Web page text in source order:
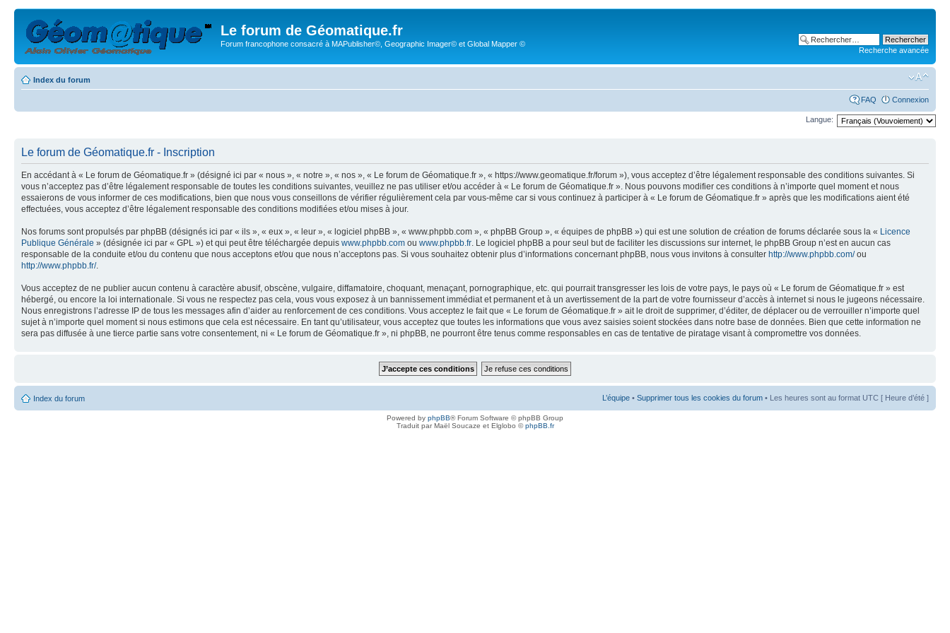
Le forum de Géomatique.fr
Forum francophone consacré à MAPublisher©, Geographic Imager© et Global Mapper ©
Recherche avancée
Index du forum
FAQ Connexion
Langue:
Le forum de Géomatique.fr - Inscription
En accédant à « Le forum de Géomatique.fr » (désigné ici par « nous », « notre », « nos », « Le forum de Géomatique.fr », « https://www.geomatique.fr/forum »), vous acceptez d’être légalement responsable des conditions suivantes. Si
vous n’acceptez pas d’être légalement responsable de toutes les conditions suivantes, veuillez ne pas utiliser et/ou accéder à « Le forum de Géomatique.fr ». Nous pouvons modifier ces conditions à n’importe quel moment et nous
essaierons de vous informer de ces modifications, bien que nous vous conseillons de vérifier régulièrement cela par vous-même car si vous continuez à participer à « Le forum de Géomatique.fr » après que les modifications aient été
effectuées, vous acceptez d’être légalement responsable des conditions modifiées et/ou mises à jour.
Nos forums sont propulsés par phpBB (désignés ici par « ils », « eux », « leur », « logiciel phpBB », « www.phpbb.com », « phpBB Group », « équipes de phpBB ») qui est une solution de création de forums déclarée sous la « Licence
Publique Générale » (désignée ici par « GPL ») et qui peut être téléchargée depuis www.phpbb.com ou www.phpbb.fr. Le logiciel phpBB a pour seul but de faciliter les discussions sur internet, le phpBB Group n’est en aucun cas
responsable de la conduite et/ou du contenu que nous acceptons et/ou que nous n’acceptons pas. Si vous souhaitez obtenir plus d’informations concernant phpBB, nous vous invitons à consulter http://www.phpbb.com/ou
http://www.phpbb.fr/.
Vous acceptez de ne publier aucun contenu à caractère abusif, obscène, vulgaire, diffamatoire, choquant, menaçant, pornographique, etc. qui pourrait transgresser les lois de votre pays, le pays où « Le forum de Géomatique.fr » est
hébergé, ou encore la loi internationale. Si vous ne respectez pas cela, vous vous exposez à un bannissement immédiat et permanent et à un avertissement de la part de votre fournisseur d’accès à internet si nous le jugeons nécessaire.
Nous enregistrons l’adresse IP de tous les messages afin d’aider au renforcement de ces conditions. Vous acceptez le fait que « Le forum de Géomatique.fr » ait le droit de supprimer, d’éditer, de déplacer ou de verrouiller n’importe quel
sujet à n’importe quel moment si nous estimons que cela est nécessaire. En tant qu’utilisateur, vous acceptez que toutes les informations que vous avez saisies soient stockées dans notre base de données. Bien que cette information ne
sera pas diffusée à une tierce partie sans votre consentement, ni « Le forum de Géomatique.fr », ni phpBB, ne pourront être tenus comme responsables en cas de tentative de piratage visant à compromettre vos données.
Index du forum L’équipe • Supprimer tous les cookies du forum • Les heures sont au format UTC [ Heure d’été ]
Powered by phpBB® Forum Software © phpBB Group
Traduit par Maël Soucaze et Elglobo ©phpBB.fr